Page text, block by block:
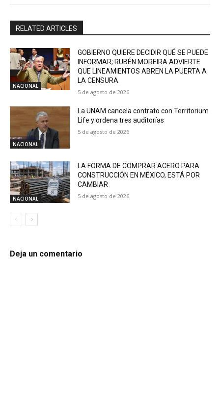
RELATED ARTICLES
NACIONAL
GOBIERNO QUIERE DECIDIR QUÉ SE PUEDE
INFORMAR; RUBÉN MOREIRA ADVIERTE
QUE LINEAMIENTOS ABREN LA PUERTA A
LA CENSURA
5 de agosto de 2026
NACIONAL
La UNAM cancela contrato con Territorium
Life y ordena tres auditorías
5 de agosto de 2026
NACIONAL
LA FORMA DE COMPRAR ACERO PARA
CONSTRUCCIÓN EN MÉXICO, ESTÁ POR
CAMBIAR
5 de agosto de 2026
Deja un comentario